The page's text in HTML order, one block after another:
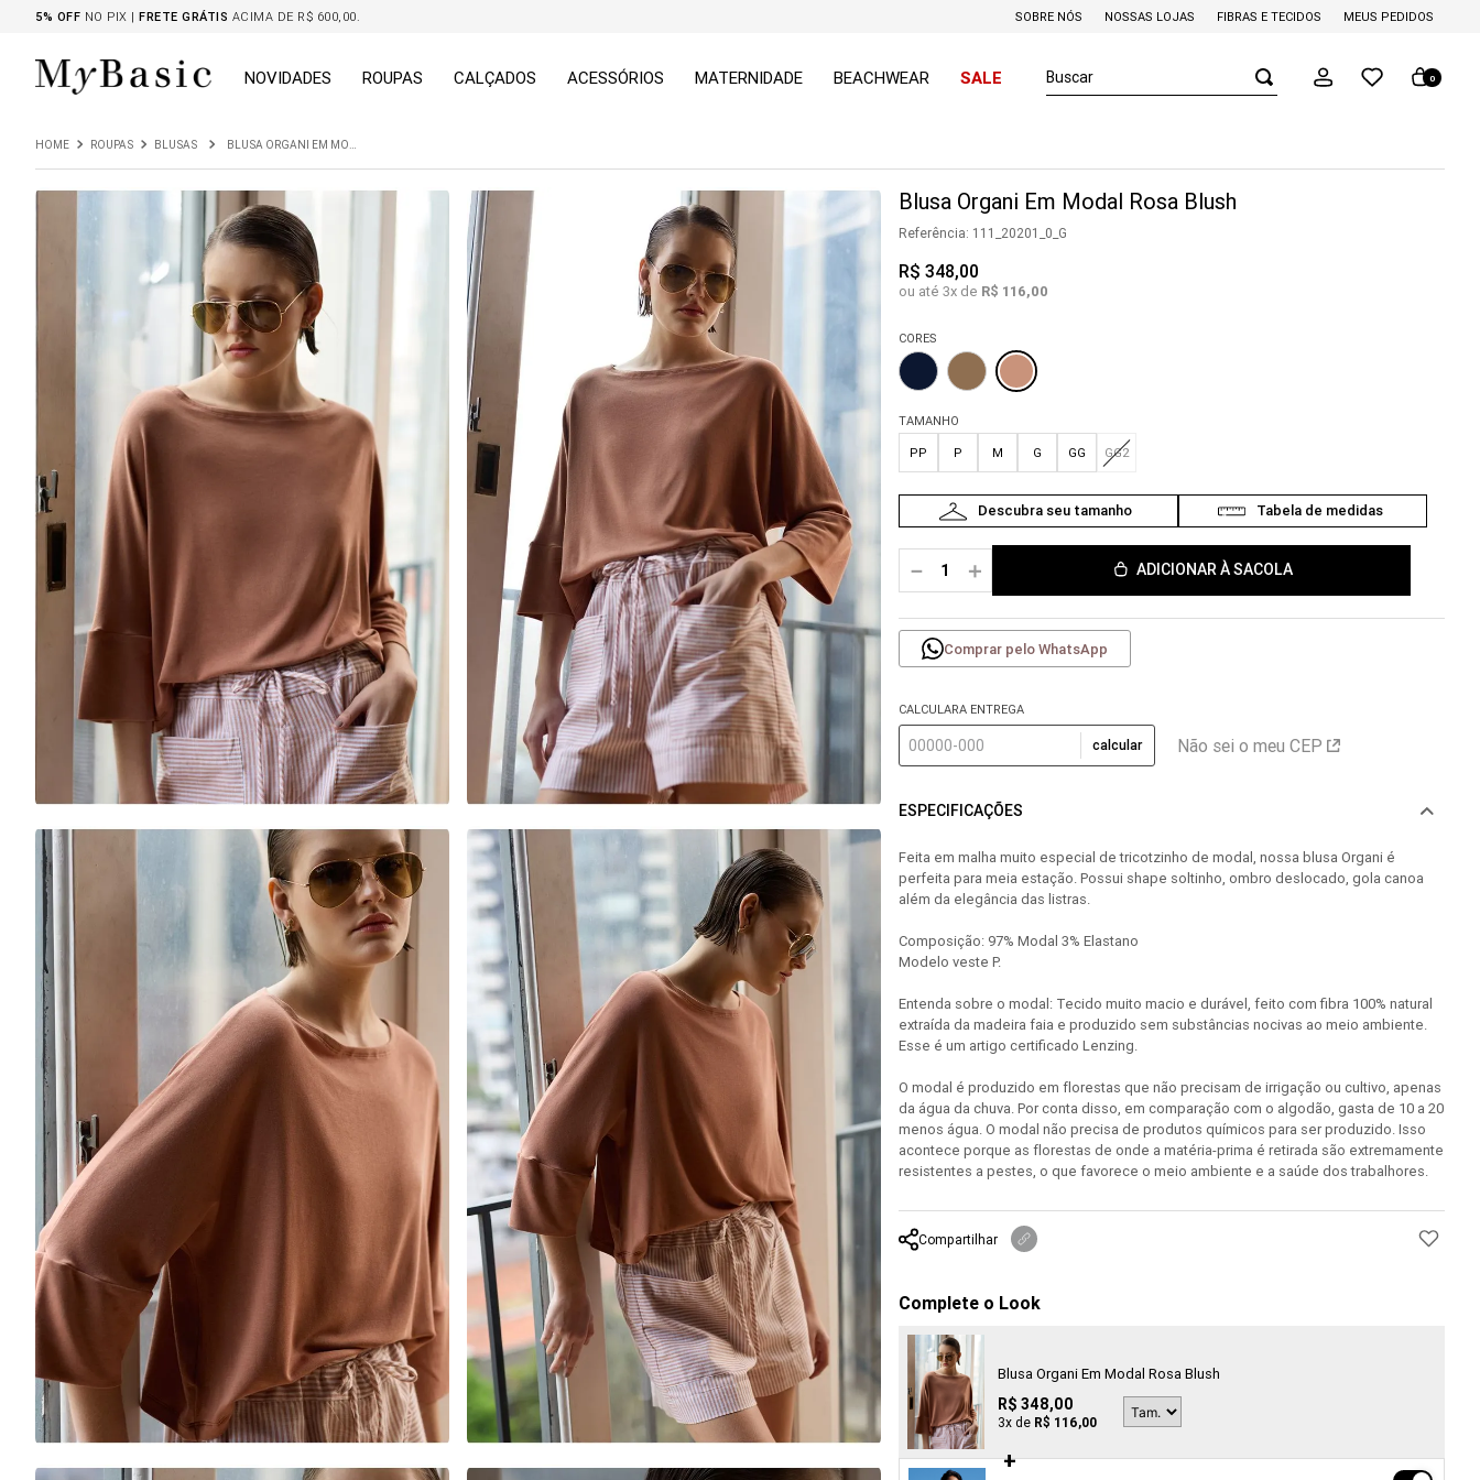
5% OFF NO PIX | FRETE GRÁTIS ACIMA DE R$ 600,00. SOBRE NÓS NOSSAS LOJAS FIBRAS E TECIDOS MEUS PEDIDOS
NOVIDADES ROUPAS CALÇADOS ACESSÓRIOS MATERNIDADE BEACHWEAR SALE Buscar 0
ROUPAS BLUSAS BLUSA ORGANI EM MODAL ROSA BLUSH
Blusa Organi Em Modal Rosa Blush
Referência: 111_20201_0_G
R$ 348,00
ou até 3x de R$ 116,00
CORES
TAMANHO
PP P M G GG GG2
＋
－ ADICIONAR À SACOLA
Comprar pelo WhatsApp
CALCULARA ENTREGA
calcular Não sei o meu CEP
ESPECIFICAÇÕES
Feita em malha muito especial de tricotzinho de modal, nossa blusa Organi é
perfeita para meia estação. Possui shape soltinho, ombro deslocado, gola canoa
além da elegância das listras.
Composição: 97% Modal 3% Elastano
Modelo veste P.
Entenda sobre o modal: Tecido muito macio e durável, feito com fibra 100% natural
extraída da madeira faia e produzido sem substâncias nocivas ao meio ambiente.
Esse é um artigo certificado Lenzing.
O modal é produzido em florestas que não precisam de irrigação ou cultivo, apenas
da água da chuva. Por conta disso, em comparação com o algodão, gasta de 10 a 20
menos água. O modal não precisa de produtos químicos para ser produzido. Isso
acontece porque as florestas de onde a matéria-prima é retirada são extremamente
resistentes a pestes, o que favorece o meio ambiente e a saúde dos trabalhores.
Compartilhar
Complete o Look
Blusa Organi Em Modal Rosa Blush
R$ 348,00
3x de R$ 116,00